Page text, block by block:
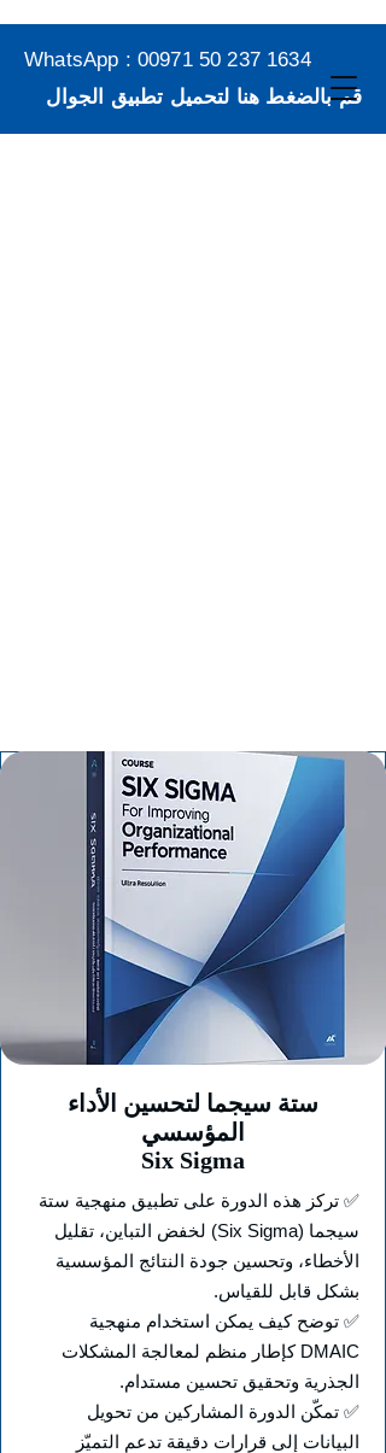
WhatsApp : 00971 50 237 1634
قم بالضغط هنا لتحميل تطبيق الجوال
ستة سيجما لتحسين الأداء
المؤسسي
Six Sigma
✅ تركز هذه الدورة على تطبيق منهجية ستة
سيجما (Six Sigma) لخفض التباين، تقليل
الأخطاء، وتحسين جودة النتائج المؤسسية
بشكل قابل للقياس.
✅ توضح كيف يمكن استخدام منهجية
DMAIC كإطار منظم لمعالجة المشكلات
الجذرية وتحقيق تحسين مستدام.
✅ تمكّن الدورة المشاركين من تحويل
البيانات إلى قرارات دقيقة تدعم التميّز